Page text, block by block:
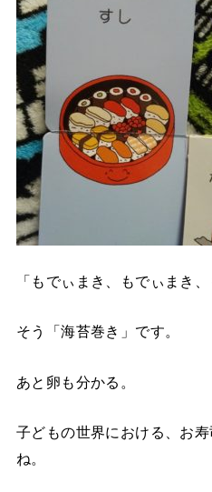
「もでぃまき、もでぃまき、
そう「海苔巻き」です。
あと卵も分かる。
子どもの世界における、お
ね。